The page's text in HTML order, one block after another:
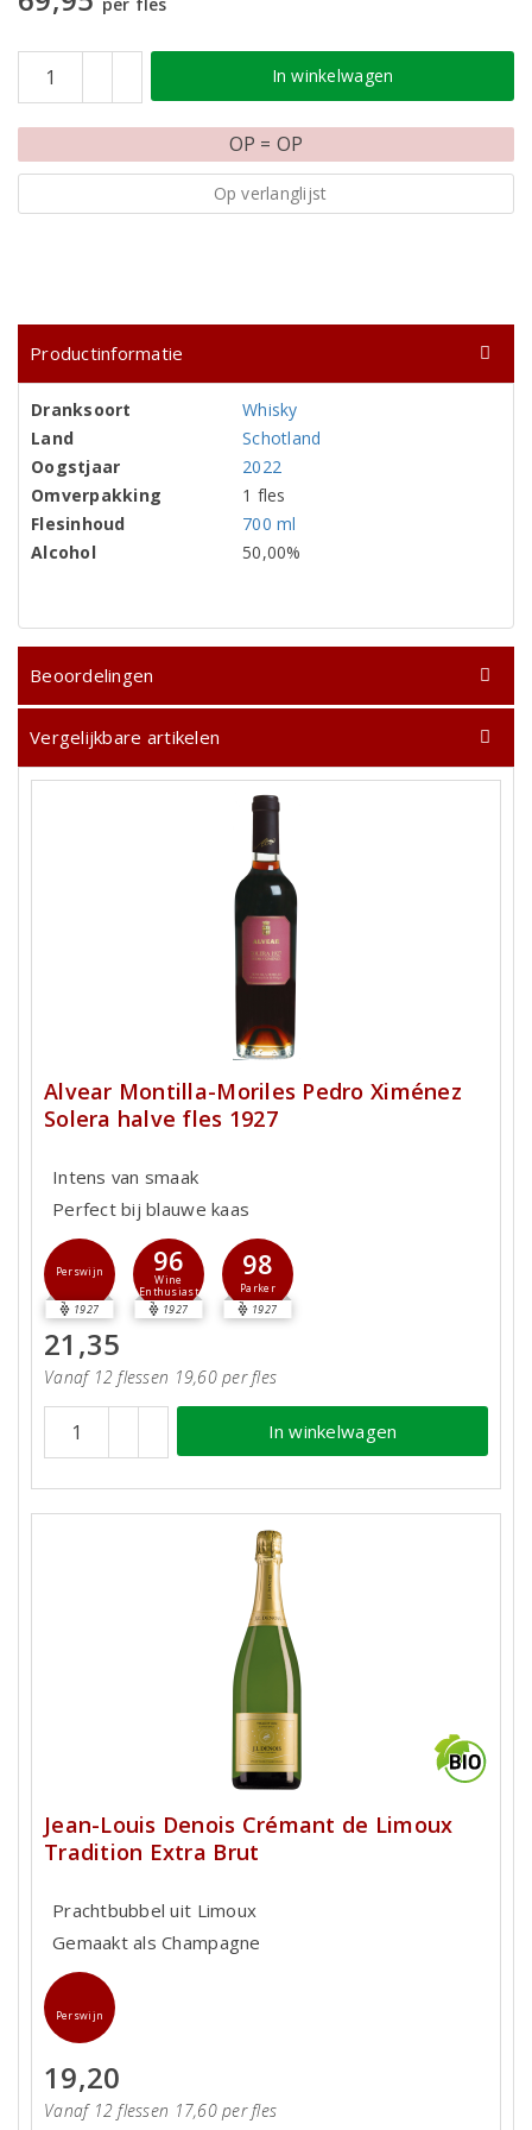
In winkelwagen
OP = OP
Op verlanglijst
Productinformatie
Dranksoort
Whisky
Land
Schotland
Oogstjaar
2022
Omverpakking
1 fles
Flesinhoud
700 ml
Alcohol
50,00%
Beoordelingen
Vergelijkbare artikelen
Alvear Montilla-Moriles Pedro Ximénez
Solera halve fles 1927
Intens van smaak
Perfect bij blauwe kaas
Perswijn
1927
96
Wine
Enthusiast
1927
98
Parker
1927
21,35
Vanaf 12 flessen 19,60 per fles
In winkelwagen
Jean-Louis Denois Crémant de Limoux
Tradition Extra Brut
Prachtbubbel uit Limoux
Gemaakt als Champagne
Perswijn
19,20
Vanaf 12 flessen 17,60 per fles